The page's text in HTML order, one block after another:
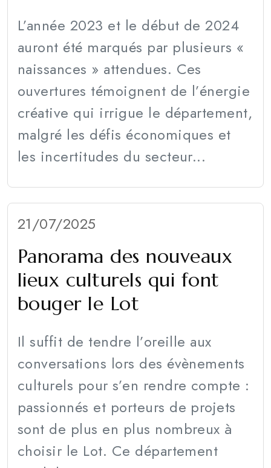
L’année 2023 et le début de 2024
auront été marqués par plusieurs «
naissances » attendues. Ces
ouvertures témoignent de l’énergie
créative qui irrigue le département,
malgré les défis économiques et
les incertitudes du secteur...
21/07/2025
Panorama des nouveaux
lieux culturels qui font
bouger le Lot
Il suffit de tendre l’oreille aux
conversations lors des évènements
culturels pour s’en rendre compte :
passionnés et porteurs de projets
sont de plus en plus nombreux à
choisir le Lot. Ce département